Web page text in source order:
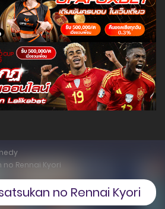
Rennai Kyori
no Rennai Kyori